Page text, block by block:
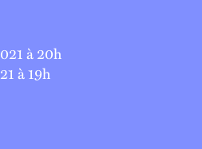
à 20h
à 19h